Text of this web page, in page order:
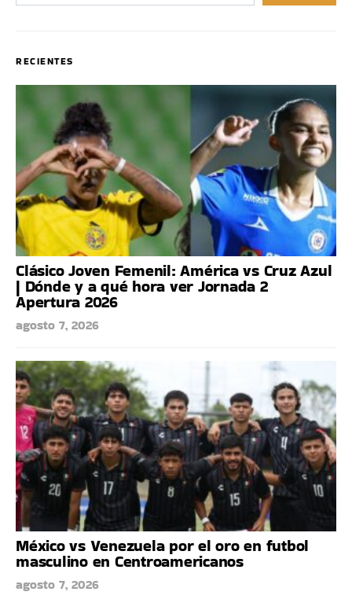
RECIENTES
Clásico Joven Femenil: América vs Cruz Azul
| Dónde y a qué hora ver Jornada 2
Apertura 2026
agosto 7, 2026
México vs Venezuela por el oro en futbol
masculino en Centroamericanos
agosto 7, 2026